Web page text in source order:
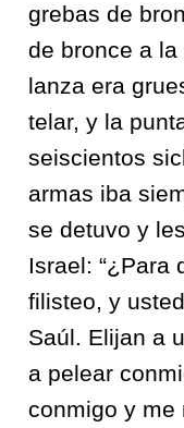
grebas de
de bronce a la
lanza era
telar, y la
seiscientos
armas iba
se detuvo y
Israel: “¿Para
filisteo, y
Saúl. Elijan a
a pelear
conmigo y me